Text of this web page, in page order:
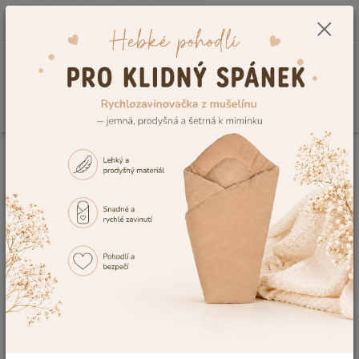
0,00 Kč
Dětské hračky pro miminka i děti 👶🧸
Kočárky pro panenky, peřinky
a další doplňky
Fusaky pro panenky
Fusaky pro panenky 👧
👧🍼 Fusaky pro panenky pro pohodlí a
teplo při každé projížďce
Fusaky pro panenky
patří mezi oblíbené doplňky do
panenkových kočárků, které dodávají hře ještě realističtější
podobu. Díky fusaku může mít panenka stejné pohodlí jako